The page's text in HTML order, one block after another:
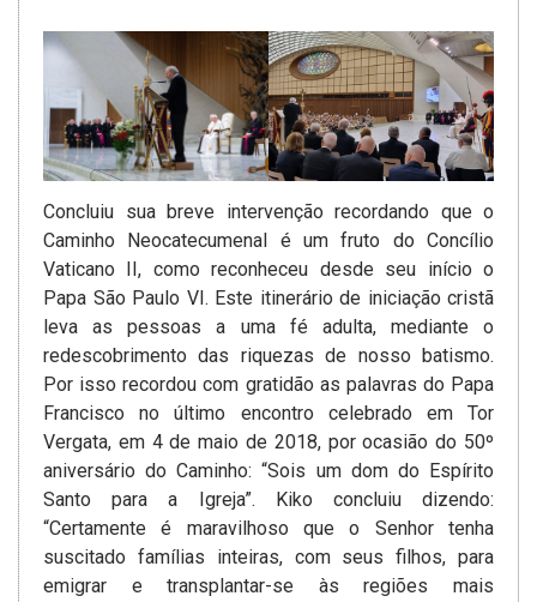
Concluiu sua breve intervenção recordando que o
Caminho Neocatecumenal é um fruto do Concílio
Vaticano II, como reconheceu desde seu início o
Papa São Paulo VI. Este itinerário de iniciação cristã
leva as pessoas a uma fé adulta, mediante o
redescobrimento das riquezas de nosso batismo.
Por isso recordou com gratidão as palavras do Papa
Francisco no último encontro celebrado em Tor
Vergata, em 4 de maio de 2018, por ocasião do 50º
aniversário do Caminho: “Sois um dom do Espírito
Santo para a Igreja”. Kiko concluiu dizendo:
“Certamente é maravilhoso que o Senhor tenha
suscitado famílias inteiras, com seus filhos, para
emigrar e transplantar-se às regiões mais